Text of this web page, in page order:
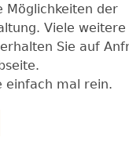
Möglichkeiten der
Viele
Sie auf
einfach mal rein.